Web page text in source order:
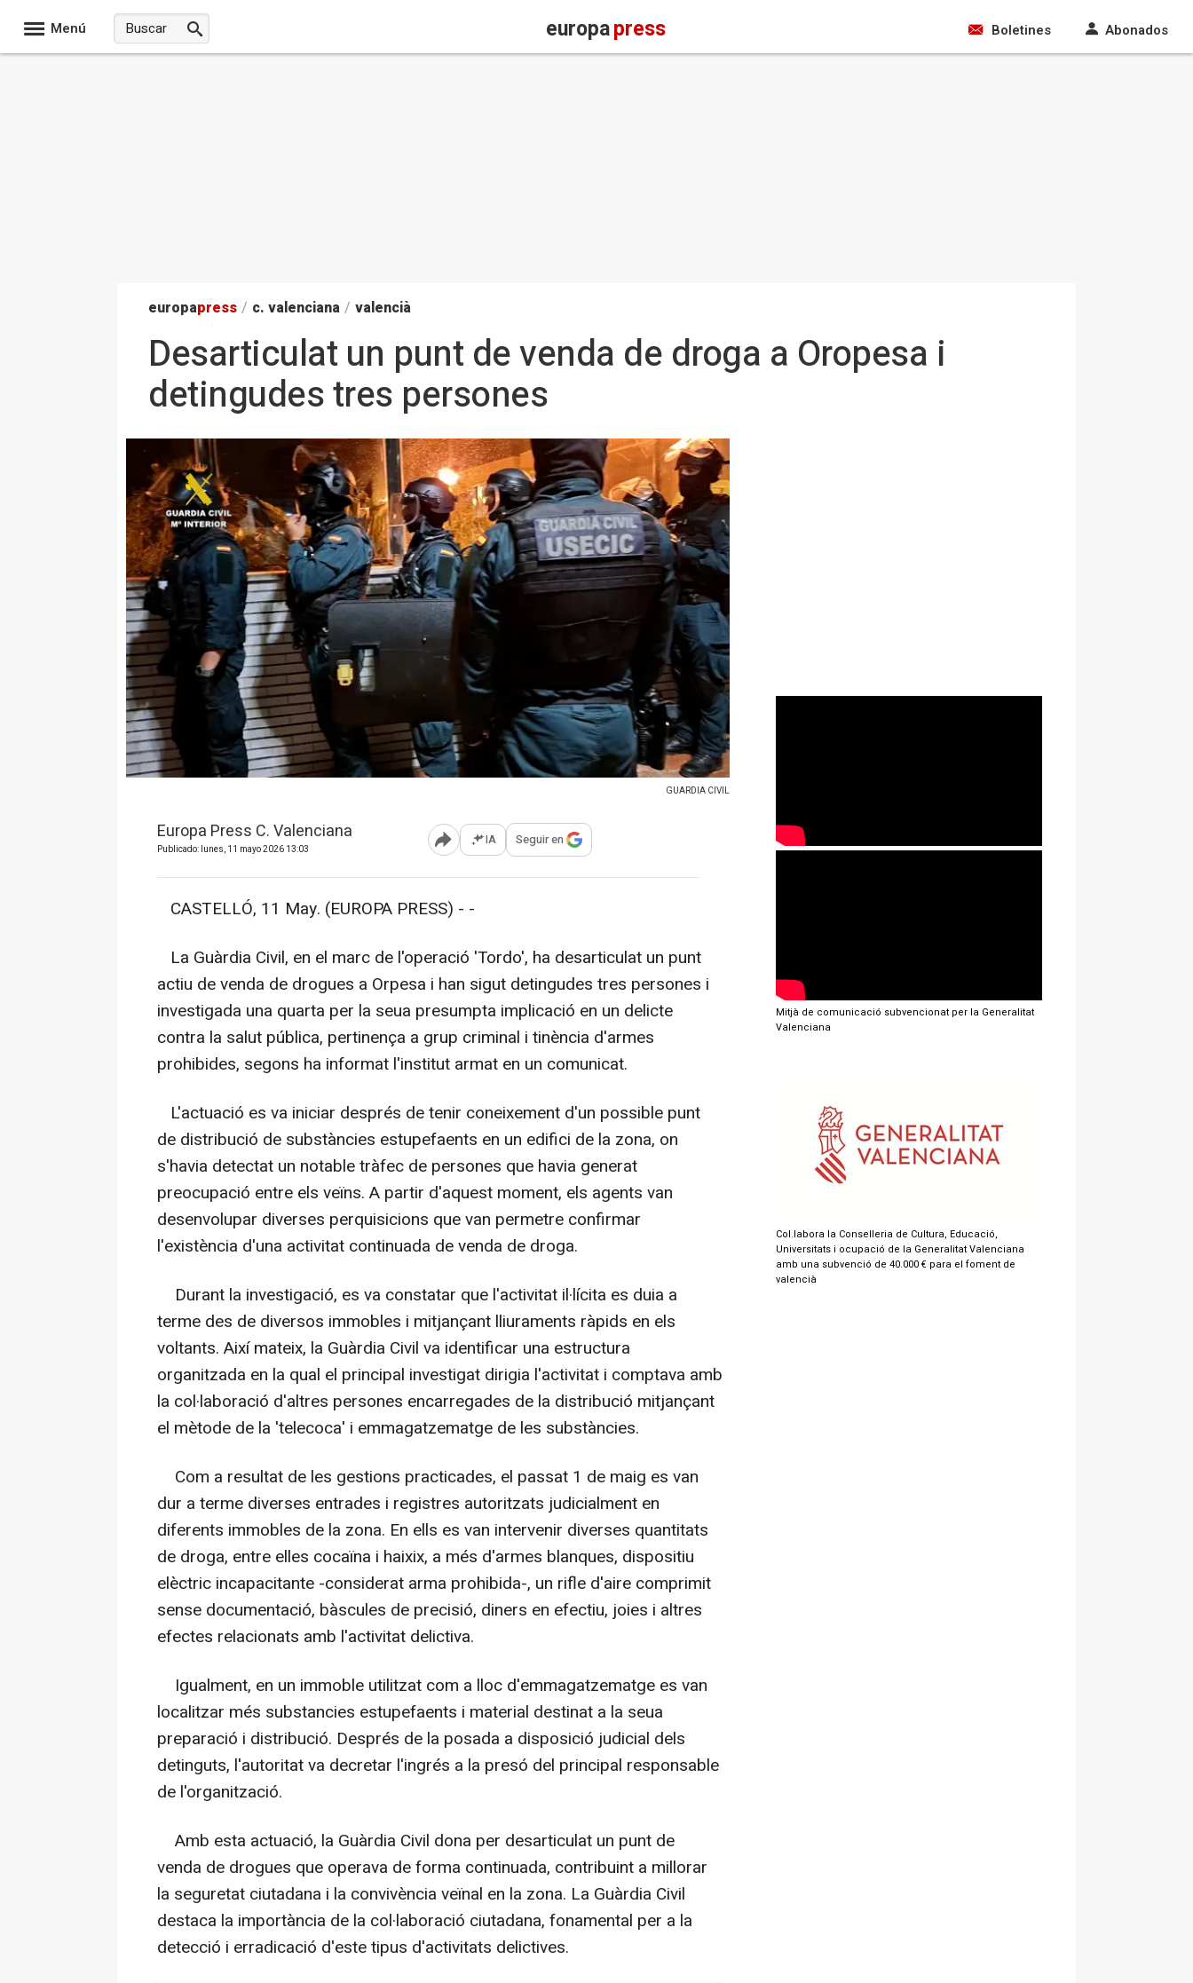
Menú europapress Boletines Abonados
europapress / c. valenciana / valencià
Desarticulat un punt de venda de droga a Oropesa i
detingudes tres persones
GUARDIA CIVIL
Europa Press C. Valenciana
Publicado: lunes, 11 mayo 2026 13:03 Abrir opciones para compartir
IA Seguir en
CASTELLÓ, 11 May. (EUROPA PRESS) - -
La Guàrdia Civil, en el marc de l'operació 'Tordo', ha desarticulat un punt
actiu de venda de drogues a Orpesa i han sigut detingudes tres persones i
investigada una quarta per la seua presumpta implicació en un delicte
contra la salut pública, pertinença a grup criminal i tinència d'armes
prohibides, segons ha informat l'institut armat en un comunicat.
L'actuació es va iniciar després de tenir coneixement d'un possible punt
de distribució de substàncies estupefaents en un edifici de la zona, on
s'havia detectat un notable tràfec de persones que havia generat
preocupació entre els veïns. A partir d'aquest moment, els agents van
desenvolupar diverses perquisicions que van permetre confirmar
l'existència d'una activitat continuada de venda de droga.
Durant la investigació, es va constatar que l'activitat il·lícita es duia a
terme des de diversos immobles i mitjançant lliuraments ràpids en els
voltants. Així mateix, la Guàrdia Civil va identificar una estructura
organitzada en la qual el principal investigat dirigia l'activitat i comptava amb
la col·laboració d'altres persones encarregades de la distribució mitjançant
el mètode de la 'telecoca' i emmagatzematge de les substàncies.
Com a resultat de les gestions practicades, el passat 1 de maig es van
dur a terme diverses entrades i registres autoritzats judicialment en
diferents immobles de la zona. En ells es van intervenir diverses quantitats
de droga, entre elles cocaïna i haixix, a més d'armes blanques, dispositiu
elèctric incapacitante -considerat arma prohibida-, un rifle d'aire comprimit
sense documentació, bàscules de precisió, diners en efectiu, joies i altres
efectes relacionats amb l'activitat delictiva.
Igualment, en un immoble utilitzat com a lloc d'emmagatzematge es van
localitzar més substancies estupefaents i material destinat a la seua
preparació i distribució. Després de la posada a disposició judicial dels
detinguts, l'autoritat va decretar l'ingrés a la presó del principal responsable
de l'organització.
Amb esta actuació, la Guàrdia Civil dona per desarticulat un punt de
venda de drogues que operava de forma continuada, contribuint a millorar
la seguretat ciutadana i la convivència veïnal en la zona. La Guàrdia Civil
destaca la importància de la col·laboració ciutadana, fonamental per a la
detecció i erradicació d'este tipus d'activitats delictives.
Mitjà de comunicació subvencionat per la Generalitat
Valenciana
Col.labora la Conselleria de Cultura, Educació,
Universitats i ocupació de la Generalitat Valenciana
amb una subvenció de 40.000 € para el foment de
valencià